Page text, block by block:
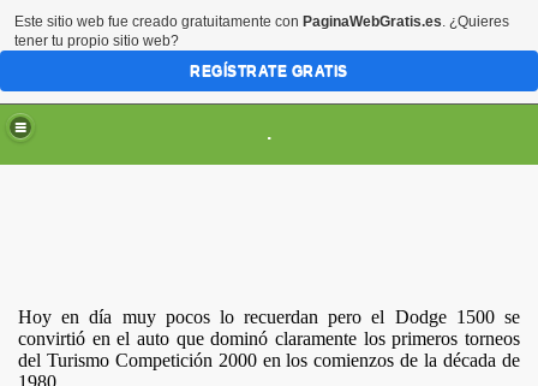
.
Hoy en día muy pocos lo recuerdan pero el Dodge 1500 se
convirtió en el auto que dominó claramente los primeros torneos
del Turismo Competición 2000 en los comienzos de la década de
1980
Este sitio web fue creado gratuitamente con PaginaWebGratis.es. ¿Quieres
tener tu propio sitio web?
REGÍSTRATE GRATIS